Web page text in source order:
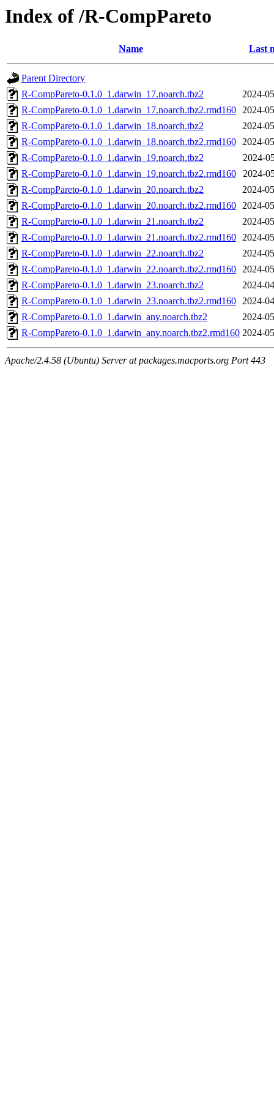
Index of /R-CompPareto
Name Last
Parent Directory
R-CompPareto-0.1.0_1.darwin_17.noarch.tbz2
2024-
R-CompPareto-0.1.0_1.darwin_17.noarch.tbz2.rmd160 2024-
R-CompPareto-0.1.0_1.darwin_18.noarch.tbz2
2024-
R-CompPareto-0.1.0_1.darwin_18.noarch.tbz2.rmd160 2024-
R-CompPareto-0.1.0_1.darwin_19.noarch.tbz2
2024-
R-CompPareto-0.1.0_1.darwin_19.noarch.tbz2.rmd160
2024-
R-CompPareto-0.1.0_1.darwin_20.noarch.tbz2
2024-
R-CompPareto-0.1.0_1.darwin_20.noarch.tbz2.rmd160 2024-
R-CompPareto-0.1.0_1.darwin_21.noarch.tbz2
2024-
R-CompPareto-0.1.0_1.darwin_21.noarch.tbz2.rmd160 2024-
R-CompPareto-0.1.0_1.darwin_22.noarch.tbz2
2024-
R-CompPareto-0.1.0_1.darwin_22.noarch.tbz2.rmd160 2024-
R-CompPareto-0.1.0_1.darwin_23.noarch.tbz2
2024-
R-CompPareto-0.1.0_1.darwin_23.noarch.tbz2.rmd160 2024-
R-CompPareto-0.1.0_1.darwin_any.noarch.tbz2
2024-
R-CompPareto-0.1.0_1.darwin_any.noarch.tbz2.rmd160 2024-
Apache/2.4.58 (Ubuntu) Server at packages.macports.org Port 443